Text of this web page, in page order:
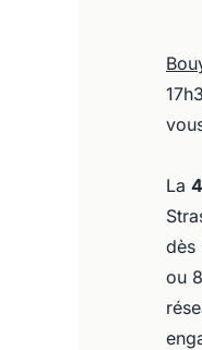
La
dès
ou